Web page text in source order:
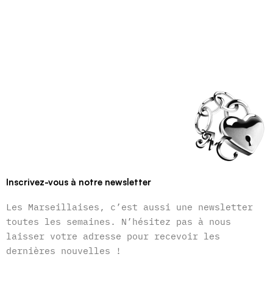
Inscrivez-vous à notre newsletter
Les Marseillaises, c’est aussi une newsletter
toutes les semaines. N’hésitez pas à nous
laisser votre adresse pour recevoir les
dernières nouvelles !